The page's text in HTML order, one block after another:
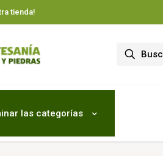
tienda!
las categorías